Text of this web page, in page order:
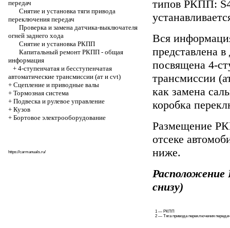
передач
Снятие и установка тяги привода
переключения передач
Проверка и замена датчика-выключателя
огней заднего хода
Снятие и установка РКПП
Капитальный ремонт РКПП - общая
информация
+ 4-ступенчатая и бесступенчатая
автоматические трансмиссии (ат и cvt)
+ Cцепление и приводные валы
+ Тормозная система
+ Подвеска и рулевое управление
+ Кузов
+ Бортовое электрооборудование
https://carmanuals.ru/
типов РКПП:
Вся
представлена
посвящена 4-
трансмиссии
как замена
коробка
Размещение
отсеке
ниже.
Расположение
снизу)
1 — РКПП
2 — Тяга привода переключения передач